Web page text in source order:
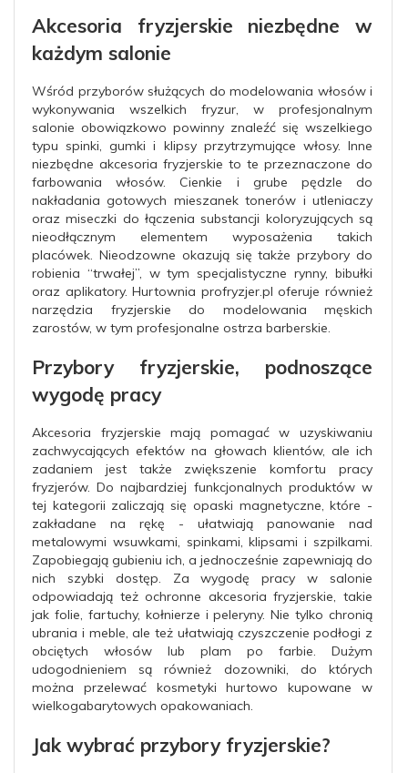
Akcesoria fryzjerskie niezbędne w
każdym salonie
Wśród przyborów służących do modelowania włosów i
wykonywania wszelkich fryzur, w profesjonalnym
salonie obowiązkowo powinny znaleźć się wszelkiego
typu spinki, gumki i klipsy przytrzymujące włosy. Inne
niezbędne akcesoria fryzjerskie to te przeznaczone do
farbowania włosów. Cienkie i grube pędzle do
nakładania gotowych mieszanek tonerów i utleniaczy
oraz miseczki do łączenia substancji koloryzujących są
nieodłącznym elementem wyposażenia takich
placówek. Nieodzowne okazują się także przybory do
robienia “trwałej”, w tym specjalistyczne rynny, bibułki
oraz aplikatory. Hurtownia profryzjer.pl oferuje również
narzędzia fryzjerskie do modelowania męskich
zarostów, w tym profesjonalne ostrza barberskie.
Przybory fryzjerskie, podnoszące
wygodę pracy
Akcesoria fryzjerskie mają pomagać w uzyskiwaniu
zachwycających efektów na głowach klientów, ale ich
zadaniem jest także zwiększenie komfortu pracy
fryzjerów. Do najbardziej funkcjonalnych produktów w
tej kategorii zaliczają się opaski magnetyczne, które -
zakładane na rękę - ułatwiają panowanie nad
metalowymi wsuwkami, spinkami, klipsami i szpilkami.
Zapobiegają gubieniu ich, a jednocześnie zapewniają do
nich szybki dostęp. Za wygodę pracy w salonie
odpowiadają też ochronne akcesoria fryzjerskie, takie
jak folie, fartuchy, kołnierze i peleryny. Nie tylko chronią
ubrania i meble, ale też ułatwiają czyszczenie podłogi z
obciętych włosów lub plam po farbie. Dużym
udogodnieniem są również dozowniki, do których
można przelewać kosmetyki hurtowo kupowane w
wielkogabarytowych opakowaniach.
Jak wybrać przybory fryzjerskie?